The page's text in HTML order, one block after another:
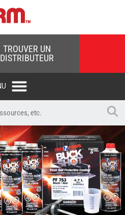
TROUVER UN
DISTRIBUTEUR